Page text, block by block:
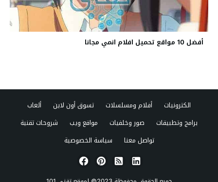
أفضل 10 مواقع تحميل افلام انمي مجانا
الكترونيات أفلام ومسلسلات تسوق أون لاين
ألعاب
برامج وتطبيقات
صور وخلفيات مواقع ويب
شروحات تقنية
تواصل معنا
سياسة الخصوصية